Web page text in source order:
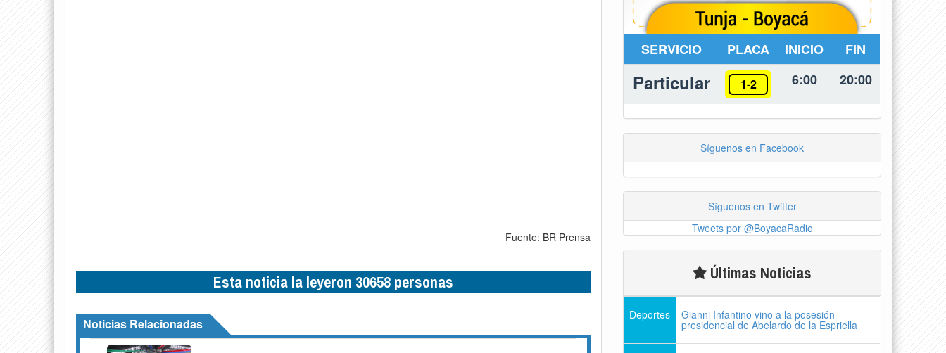
Fuente: BR Prensa
Esta noticia la leyeron 30658 personas
Noticias Relacionadas
SERVICIO PLACA INICIO FIN
Particular 1-2 6:00 20:00
Síguenos en Facebook
Síguenos en Twitter
Tweets por @BoyacaRadio
Últimas Noticias
Deportes Gianni Infantino vino a la posesión
presidencial de Abelardo de la Espriella